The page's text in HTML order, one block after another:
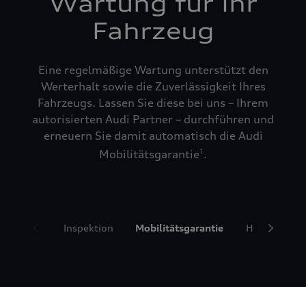
Fahrzeug
Eine regelmäßige Wartung unterstützt den
Werterhalt sowie die Zuverlässigkeit Ihres
Fahrzeugs. Lassen Sie diese bei uns – Ihrem
autorisierten Audi Partner – durchführen und
erneuern Sie damit automatisch die Audi
Mobilitätsgarantie1 .
Inspektion Mobilitätsgarantie Hol- und